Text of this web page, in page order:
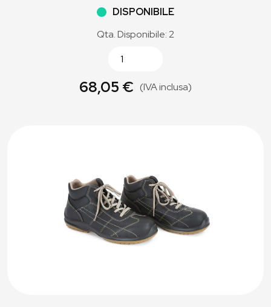
DISPONIBILE
Qta. Disponibile: 2
68,05 € (IVA inclusa)